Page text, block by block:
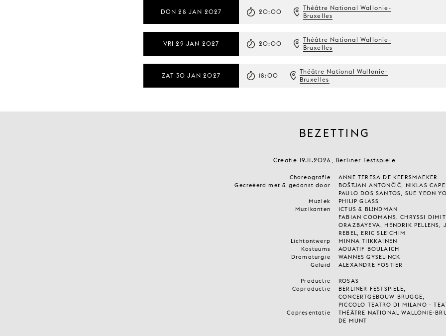
DON 28 JAN 2027 20:00
Théâtre National Wallonie-
Bruxelles
VRI 29 JAN 2027 20:00
Théâtre National Wallonie-
Bruxelles
ZAT 30 JAN 2027 18:00
Théâtre National Wallonie-
Bruxelles
BEZETTING
Creatie 19.11.2026, Berliner Festspiele
Choreografie
ANNE TERESA DE KEERSMAEKER
Gecreëerd met & gedanst door
BOŠTJAN ANTONČIČ, NIKLAS
PAULO DOS SANTOS, SUE YEON
Muziek
PHILIP GLASS
Muzikanten
ICTUS & BL!NDMAN
FABIAN COOMANS, CHRYSSI
ORAZBAYEVA, HENDRIK PELLENS,
REBEL, ERIC SLEICHIM
Lichtontwerp
MINNA TIIKKAINEN
Kostuums
AOUATIF BOULAICH
Dramaturgie
WANNES GYSELINCK
Geluid
ALEXANDRE FOSTIER
Productie
ROSAS
Coproductie
BERLINER FESTSPIELE,
CONCERTGEBOUW BRUGGE,
PICCOLO TEATRO DI MILANO -
Copresentatie
THÉÂTRE NATIONAL WALLONIE-
DE MUNT